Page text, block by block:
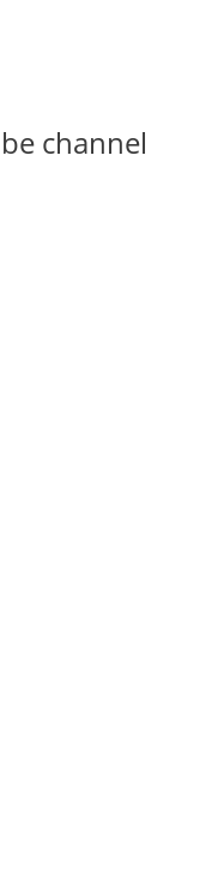
channel